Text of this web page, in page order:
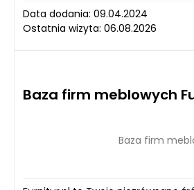
Data dodania: 09.04.2024
Ostatnia wizyta: 06.08.2026
Baza firm meblowych
Baza firm